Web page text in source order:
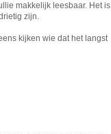
makkelijk leesbaar. Het is
zijn.
kijken wie dat het langst